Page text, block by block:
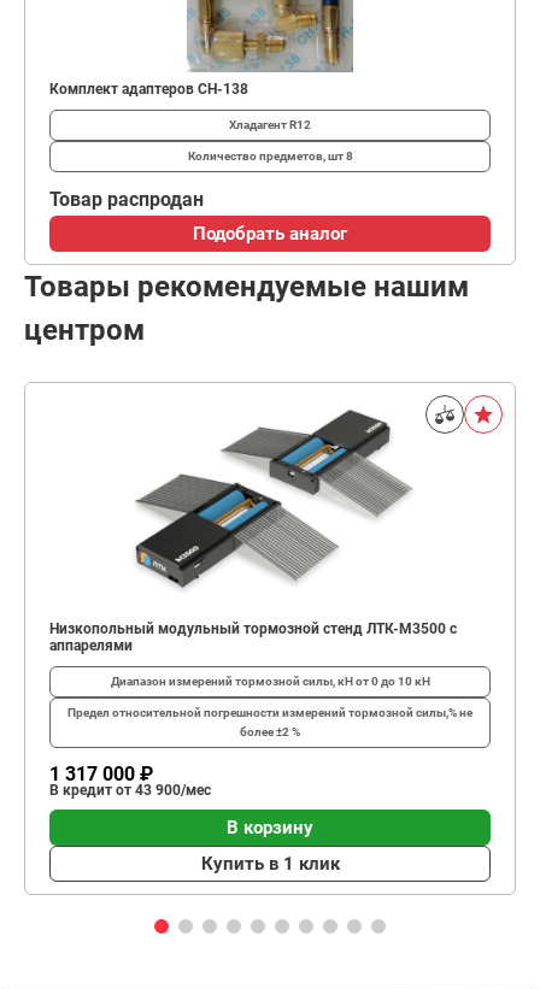
Комплект адаптеров CH-138
ХладагентR12
Количество предметов, шт8
Товар распродан
Подобрать аналог
Товары рекомендуемые нашим
центром
Низкопольный модульный тормозной стенд ЛТК-М3500 с
аппарелями
Диапазон измерений тормозной силы, кНот 0 до 10 кН
Предел относительной погрешности измерений тормозной силы,%не
более ±2 %
1 317 000 ₽
В кредит от 43 900/мес
В корзину
Купить в 1 клик